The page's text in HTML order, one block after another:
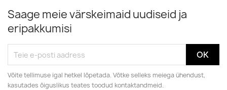
Saage meie värskeimaid uudiseid ja
eripakkumisi
Võite tellimuse igal hetkel lõpetada. Võtke selleks meiega ühendust,
kasutades õiguslikus teates toodud kontaktandmeid.